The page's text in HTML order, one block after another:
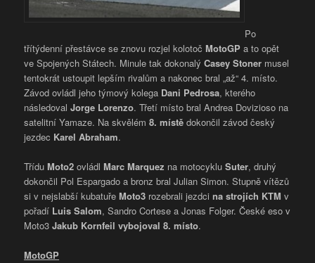
Po
třítýdenní přestávce se znovu rozjel kolotočMotoGP a to opět
ve Spojených Státech. Minule tak dokonalý Casey Stoner musel
tentokrát ustoupit lepším rivalům a nakonec bral „až“ 4. místo.
Závod ovládl jeho týmový kolega Dani Pedrosa, kterého
následovalJorge Lorenzo. Třetí místo bral Andrea Dovizioso na
satelitní Yamaze. Na skvělém8. místě dokončil závod český
jezdec Karel Abraham.
TříduMoto2 ovládlMarc Marquez na motocykluSuter, druhý
dokončil Pol Espargado a bronz bral Julian Simon. Stupně vítězů
si v nejslabší kubatuřeMoto3 rozebrali jezdcina strojích KTM v
pořadí Luis Salom, Sandro Cortese a Jonas Folger. České eso v
Moto3Jakub Kornfeil vybojoval 8. místo.
MotoGP